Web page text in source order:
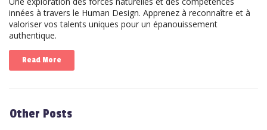
innées à travers le Human Design. Apprenez à reconnaître et à
valoriser vos talents uniques pour un épanouissement
authentique.
Read More
Other Posts